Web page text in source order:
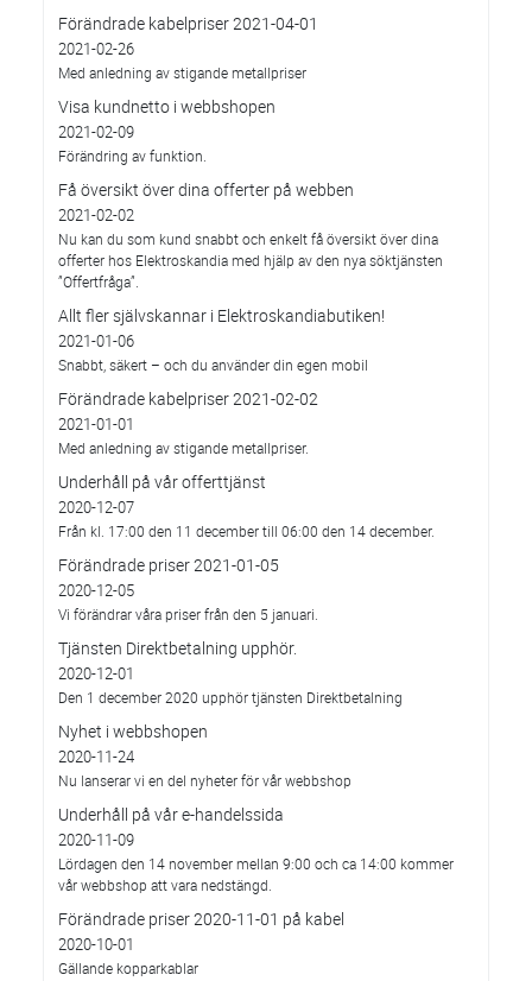
Förändrade kabelpriser 2021-04-01
2021-02-26
Med anledning av stigande metallpriser
Visa kundnetto i webbshopen
2021-02-09
Förändring av funktion.
Få översikt över dina offerter på webben
2021-02-02
Nu kan du som kund snabbt och enkelt få översikt över dina
offerter hos Elektroskandia med hjälp av den nya söktjänsten
”Offertfråga”.
Allt fler självskannar i Elektroskandiabutiken!
2021-01-06
Snabbt, säkert – och du använder din egen mobil
Förändrade kabelpriser 2021-02-02
2021-01-01
Med anledning av stigande metallpriser.
Underhåll på vår offerttjänst
2020-12-07
Från kl. 17:00 den 11 december till 06:00 den 14 december.
Förändrade priser 2021-01-05
2020-12-05
Vi förändrar våra priser från den 5 januari.
Tjänsten Direktbetalning upphör.
2020-12-01
Den 1 december 2020 upphör tjänsten Direktbetalning
Nyhet i webbshopen
2020-11-24
Nu lanserar vi en del nyheter för vår webbshop
Underhåll på vår e-handelssida
2020-11-09
Lördagen den 14 november mellan 9:00 och ca 14:00 kommer
vår webbshop att vara nedstängd.
Förändrade priser 2020-11-01 på kabel
2020-10-01
Gällande kopparkablar